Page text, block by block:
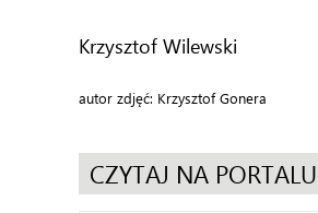
Krzysztof Wilewski
autor zdjęć: Krzysztof Gonera
CZYTAJ NA PORTALU